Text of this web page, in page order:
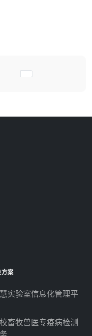
剂柜在实验室日常管理中
下一篇文章: 为什
方案
实验室信息化管理平
畜牧兽医专疫病检测